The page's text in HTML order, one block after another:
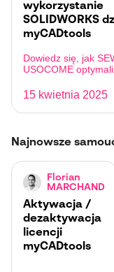
wykorzystanie
SOLIDWORKS
myCADtools
Dowiedz się, jak
USOCOME
myCADtools
15 kwietnia 2025
Najnowsze
Florian
MARCHAND
Aktywacja /
dezaktywacja
licencji
myCADtools